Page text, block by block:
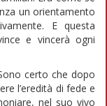
un orientamento
E questa
e vincerà ogni
certo che dopo
l’eredità di fede e
nel suo vivo